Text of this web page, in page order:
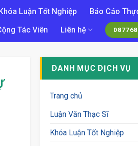
Luận Tốt Nghiệp
Báo Cáo
Tác Viên Liên hệ
DANH MỤC DỊCH VỤ
Trang chủ
Luận Văn Thạc Sĩ
Khóa Luận Tốt Nghiệp